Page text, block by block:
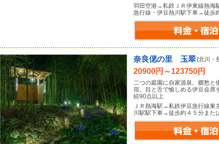
羽田空港→私鉄ＪＲ伊東線熱海
急行線・伊豆熱川駅下車→徒歩
奈良偲の里 玉翠 [北川・
20900円～123750円
二つの庭園に自家源泉。郷愁と
宿。目と舌で愉しめる伊豆会席
続90点以上
ＪＲ熱海駅→私鉄伊豆急行線東
川駅駅下車→徒歩約４５分また